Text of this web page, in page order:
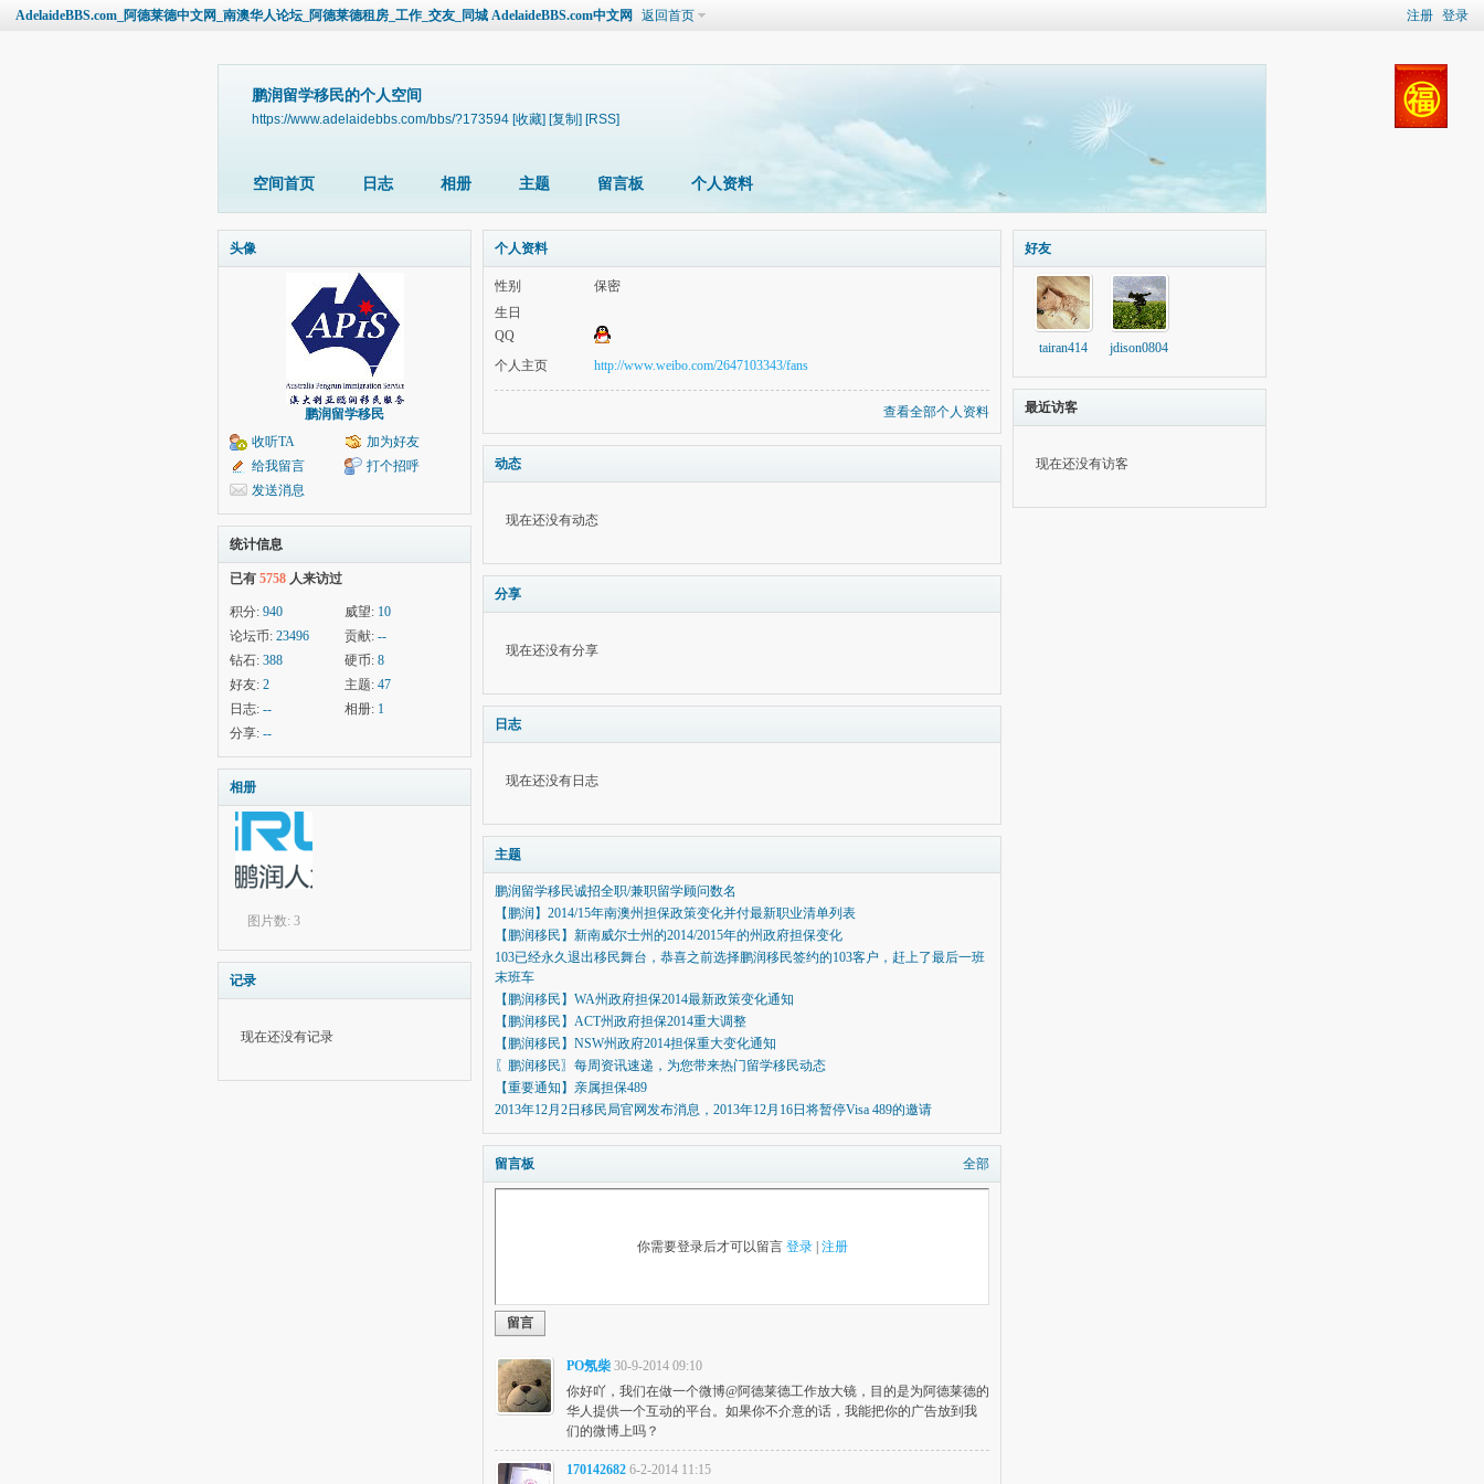
注册 登录
AdelaideBBS.com_阿德莱德中文网_南澳华人论坛_阿德莱德租房_工作_交友_同城 AdelaideBBS.com中文网 返回首页
鹏润留学移民的个人空间
https://www.adelaidebbs.com/bbs/?173594 [收藏] [复制] [RSS]
空间首页 日志 相册 主题 留言板 个人资料
头像
鹏润留学移民
收听TA
加为好友
给我留言
打个招呼
发送消息
统计信息
已有 5758 人来访过
积分: 940 威望: 10
论坛币: 23496 贡献: --
钻石: 388 硬币: 8
好友: 2 主题: 47
日志: -- 相册: 1
分享: --
相册
图片数: 3
记录
现在还没有记录
个人资料
性别
保密
生日
QQ
个人主页
http://www.weibo.com/2647103343/fans
查看全部个人资料
动态
现在还没有动态
分享
现在还没有分享
日志
现在还没有日志
主题
鹏润留学移民诚招全职/兼职留学顾问数名
【鹏润】2014/15年南澳州担保政策变化并付最新职业清单列表
【鹏润移民】新南威尔士州的2014/2015年的州政府担保变化
103已经永久退出移民舞台，恭喜之前选择鹏润移民签约的103客户，赶上了最后一班
末班车
【鹏润移民】WA州政府担保2014最新政策变化通知
【鹏润移民】ACT州政府担保2014重大调整
【鹏润移民】NSW州政府2014担保重大变化通知
〖鹏润移民〗每周资讯速递，为您带来热门留学移民动态
【重要通知】亲属担保489
2013年12月2日移民局官网发布消息，2013年12月16日将暂停Visa 489的邀请
留言板 全部
你需要登录后才可以留言 登录| 注册
留言
PO氖柴 30-9-2014 09:10
你好吖，我们在做一个微博@阿德莱德工作放大镜，目的是为阿德莱德的
华人提供一个互动的平台。如果你不介意的话，我能把你的广告放到我
们的微博上吗？
170142682 6-2-2014 11:15
好友
tairan414 jdison0804
最近访客
现在还没有访客